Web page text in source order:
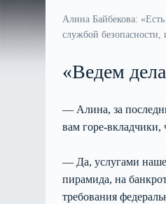
Алина Байбекова:
службой
«Ведем
— Алина, за
вам горе-вкладчики,
— Да, услугами
пирамида, на
требования